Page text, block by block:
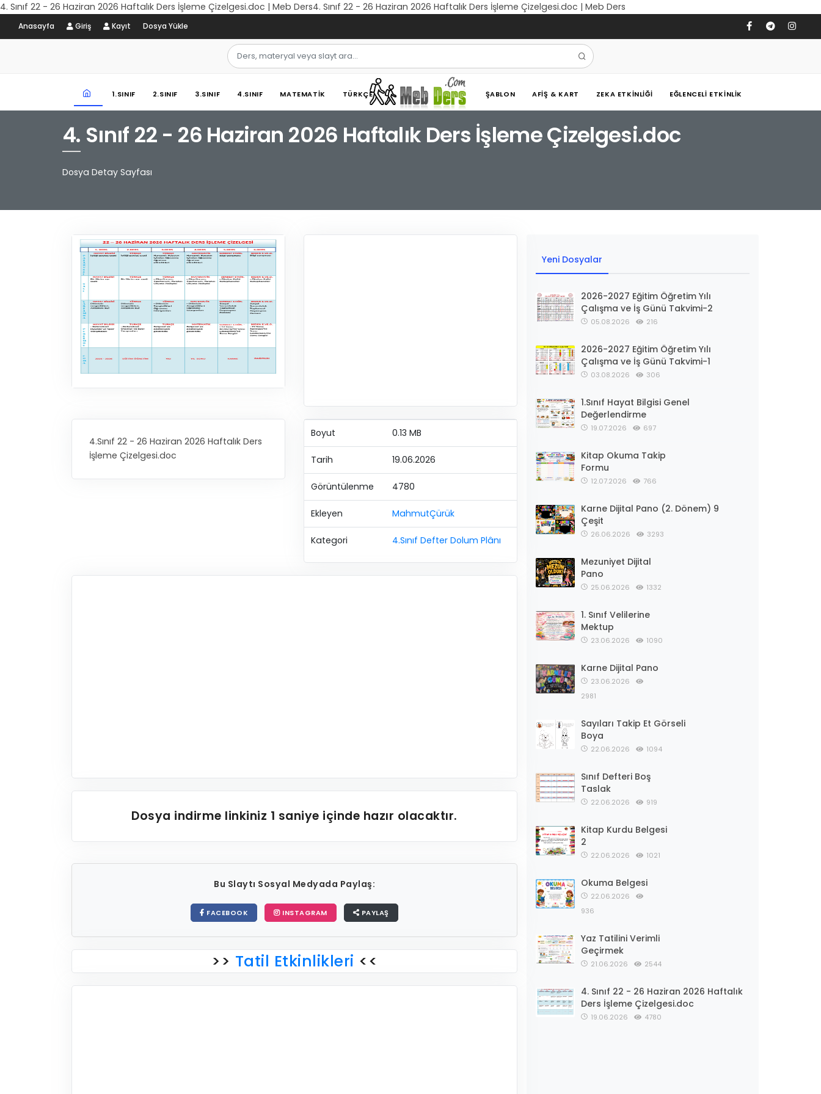
4. Sınıf 22 - 26 Haziran 2026 Haftalık Ders İşleme Çizelgesi.doc | Meb Ders4. Sınıf 22 - 26 Haziran 2026 Haftalık Ders İşleme Çizelgesi.doc | Meb Ders
Anasayfa Giriş Kayıt Dosya Yükle
1.SINIF 2.SINIF 3.SINIF 4.SINIF MATEMATIK TÜRKÇE ŞABLON AFIŞ & KART ZEKA ETKINLIĞI EĞLENCELI ETKINLIK
4. Sınıf 22 - 26 Haziran 2026 Haftalık Ders İşleme Çizelgesi.doc
Dosya Detay Sayfası
4.Sınıf 22 - 26 Haziran 2026 Haftalık Ders
İşleme Çizelgesi.doc
Boyut 0.13 MB
Tarih 19.06.2026
Görüntülenme 4780
Ekleyen MahmutÇürük
Kategori 4.Sınıf Defter Dolum Plânı
Dosya indirme linkiniz 1 saniye içinde hazır olacaktır.
Bu Slaytı Sosyal Medyada Paylaş:
FACEBOOK INSTAGRAM PAYLAŞ
>> Tatil Etkinlikleri <<
Yeni Dosyalar
2026-2027 Eğitim Öğretim Yılı
Çalışma ve İş Günü Takvimi-2
05.08.2026 216
2026-2027 Eğitim Öğretim Yılı
Çalışma ve İş Günü Takvimi-1
03.08.2026 306
1.Sınıf Hayat Bilgisi Genel
Değerlendirme
19.07.2026 697
Kitap Okuma Takip
Formu
12.07.2026 766
Karne Dijital Pano (2. Dönem) 9
Çeşit
26.06.2026 3293
Mezuniyet Dijital
Pano
25.06.2026 1332
1. Sınıf Velilerine
Mektup
23.06.2026 1090
Karne Dijital Pano
23.06.2026
2981
Sayıları Takip Et Görseli
Boya
22.06.2026 1094
Sınıf Defteri Boş
Taslak
22.06.2026 919
Kitap Kurdu Belgesi
2
22.06.2026 1021
Okuma Belgesi
22.06.2026
936
Yaz Tatilini Verimli
Geçirmek
21.06.2026 2544
4. Sınıf 22 - 26 Haziran 2026 Haftalık
Ders İşleme Çizelgesi.doc
19.06.2026 4780